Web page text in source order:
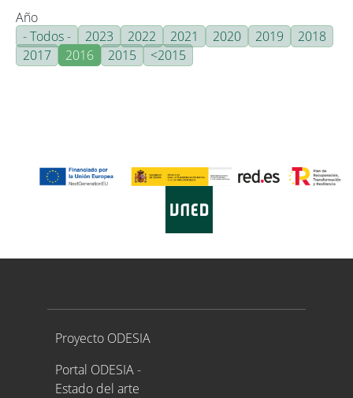
Año
- Todos -
2023 2022 2021 2020 2019
2018
2017
2016 2015 <2015
Proyecto ODESIA
Proyecto ODESIA
Portal ODESIA -
Estado del arte